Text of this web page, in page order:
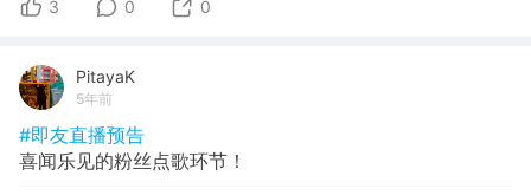
3 0 0
PitayaK
5年前
#即友直播预告
喜闻乐见的粉丝点歌环节！